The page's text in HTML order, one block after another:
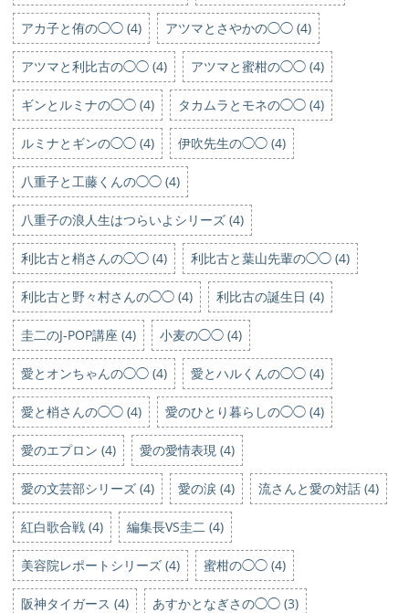
アカ子と侑の◯◯ (4) アツマとさやかの◯◯ (4)
アツマと利比古の◯◯ (4) アツマと蜜柑の◯◯ (4)
ギンとルミナの◯◯ (4) タカムラとモネの◯◯ (4)
ルミナとギンの◯◯ (4) 伊吹先生の◯◯ (4)
八重子と工藤くんの◯◯ (4)
八重子の浪人生はつらいよシリーズ (4)
利比古と梢さんの◯◯ (4) 利比古と葉山先輩の◯◯ (4)
利比古と野々村さんの◯◯ (4) 利比古の誕生日 (4)
圭二のJ-POP講座 (4) 小麦の◯◯ (4)
愛とオンちゃんの◯◯ (4) 愛とハルくんの◯◯ (4)
愛と梢さんの◯◯ (4) 愛のひとり暮らしの◯◯ (4)
愛のエプロン (4) 愛の愛情表現 (4)
愛の文芸部シリーズ (4) 愛の涙 (4) 流さんと愛の対話 (4)
紅白歌合戦 (4) 編集長VS圭二 (4)
美容院レポートシリーズ (4) 蜜柑の◯◯ (4)
阪神タイガース (4) あすかとなぎさの◯◯ (3)